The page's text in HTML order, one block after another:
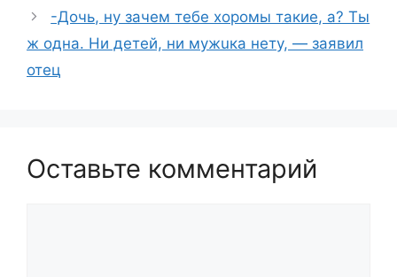
-Дочь, ну зачем тебе хоромы такие, а? Ты
ж одна. Ни детей, ни мужuка нету, — заявил
отец
Оставьте комментарий